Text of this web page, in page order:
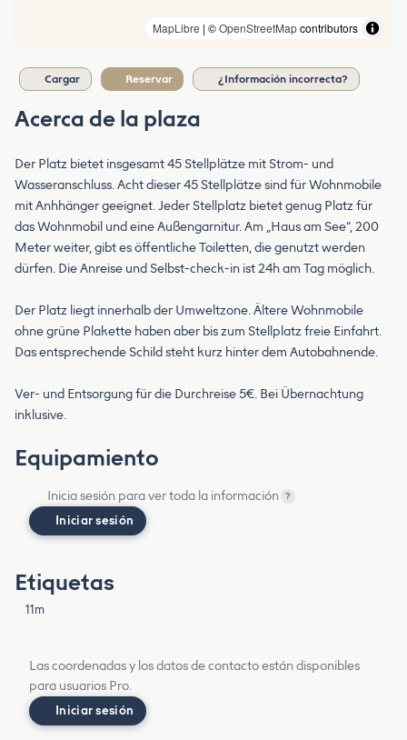
MapLibre | ©OpenStreetMapcontributors
Cargar Reservar ¿Información incorrecta?
Acerca de la plaza
Der Platz bietet insgesamt 45 Stellplätze mit Strom- und
Wasseranschluss. Acht dieser 45 Stellplätze sind für Wohnmobile
mit Anhhänger geeignet. Jeder Stellplatz bietet genug Platz für
das Wohnmobil und eine Außengarnitur. Am „Haus am See“, 200
Meter weiter, gibt es öffentliche Toiletten, die genutzt werden
dürfen. Die Anreise und Selbst-check-in ist 24h am Tag möglich.
Der Platz liegt innerhalb der Umweltzone. Ältere Wohnmobile
ohne grüne Plakette haben aber bis zum Stellplatz freie Einfahrt.
Das entsprechende Schild steht kurz hinter dem Autobahnende.
Ver- und Entsorgung für die Durchreise 5€. Bei Übernachtung
inklusive.
Equipamiento
Inicia sesión para ver toda la información ?
Iniciar sesión
Etiquetas
11m
Las coordenadas y los datos de contacto están disponibles
para usuarios Pro.
Iniciar sesión